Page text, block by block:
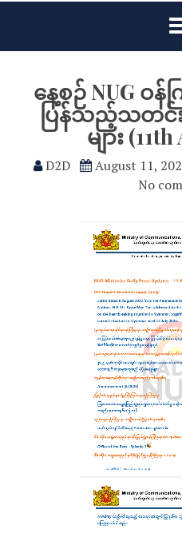
နေ့စဉ် NUG ဝန်
ပြန်သည့်သတ
များ
D2D August 11,
No